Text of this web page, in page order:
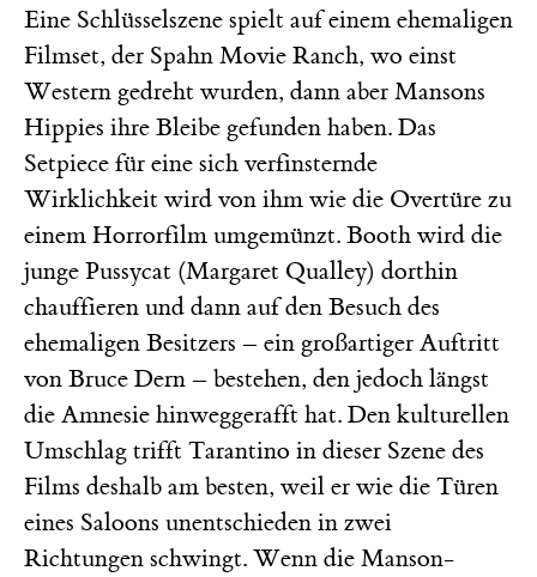
Eine Schlüsselszene spielt auf einem ehemaligen
Filmset, der Spahn Movie Ranch, wo einst
Western gedreht wurden, dann aber Mansons
Hippies ihre Bleibe gefunden haben. Das
Setpiece für eine sich verfinsternde
Wirklichkeit wird von ihm wie die Overtüre zu
einem Horrorfilm umgemünzt. Booth wird die
junge Pussycat (Margaret Qualley) dorthin
chauffieren und dann auf den Besuch des
ehemaligen Besitzers – ein großartiger Auftritt
von Bruce Dern – bestehen, den jedoch längst
die Amnesie hinweggerafft hat. Den kulturellen
Umschlag trifft Tarantino in dieser Szene des
Films deshalb am besten, weil er wie die Türen
eines Saloons unentschieden in zwei
Richtungen schwingt. Wenn die Manson-